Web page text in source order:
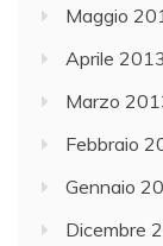
Maggio
Aprile 2013
Marzo
Febbraio
Gennaio
Dicembre